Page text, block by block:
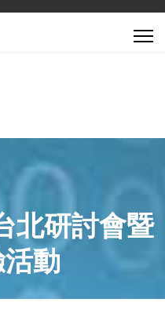
北研討會暨
動